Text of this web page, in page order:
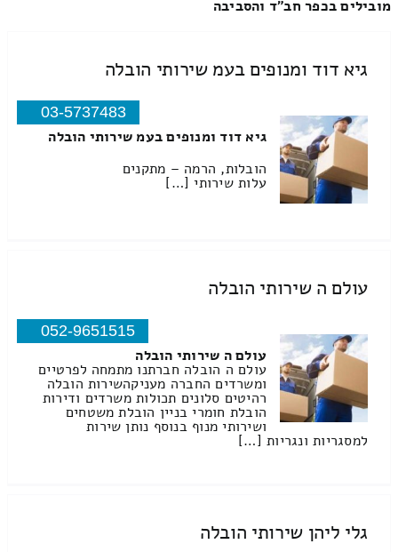
מובילים בכפר חב"ד והסביבה
גיא דוד ומנופים בעמ שירותי הובלה
03-5737483
גיא דוד ומנופים בעמ שירותי הובלה
הובלות, הרמה – מתקנים
עלות שירותי […]
עולם ה שירותי הובלה
052-9651515
עולם ה שירותי הובלה
עולם ה הובלה חברתנו מתמחה לפרטיים
ומשרדים החברה מעניקהשירות הובלה
רהיטים סלונים תכולות משרדים ודירות
הובלת חומרי בניין הובלת משטחים
ושירותי מנוף בנוסף נותן שירות
למסגריות ונגריות […]
גלי ליהן שירותי הובלה